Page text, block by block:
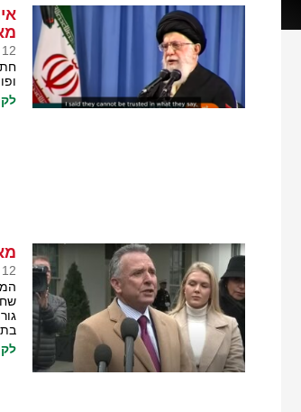
12 ב אוגוסט 2025
12 ב אוגוסט 2025